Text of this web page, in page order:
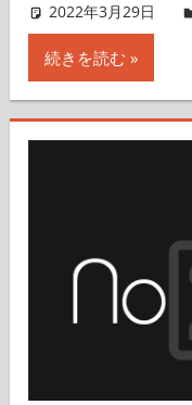
2022年3月29日
続きを読む